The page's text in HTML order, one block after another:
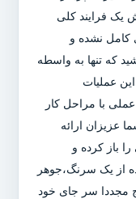
یک فرایند کلی
کامل نشده و
که تنها به واسطه
عملیات
با مراحل کار
عزیزان ارائه
باز کرده و
از یک سرنگ،جوهر
مجددا سر جای خود